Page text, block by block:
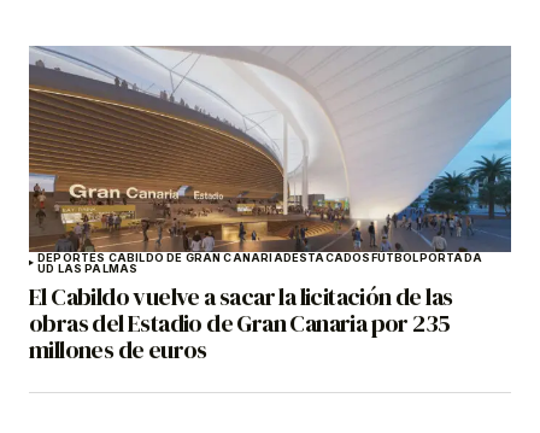
DEPORTES CABILDO DE GRAN CANARIADESTACADOSFÚTBOLPORTADA
UD LAS PALMAS
El Cabildo vuelve a sacar la licitación de las
obras del Estadio de Gran Canaria por 235
millones de euros